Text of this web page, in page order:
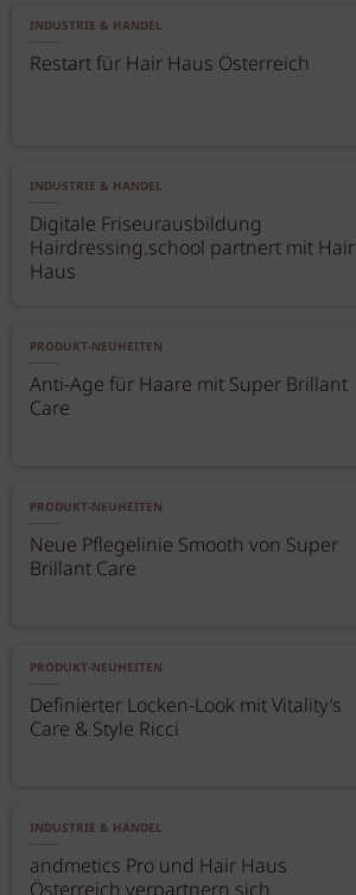
INDUSTRIE & HANDEL
Restart für Hair Haus Österreich
INDUSTRIE & HANDEL
Digitale Friseurausbildung
Hairdressing.school partnert mit Hair
Haus
PRODUKT-NEUHEITEN
Anti-Age für Haare mit Super Brillant
Care
PRODUKT-NEUHEITEN
Neue Pflegelinie Smooth von Super
Brillant Care
PRODUKT-NEUHEITEN
Definierter Locken-Look mit Vitality’s
Care & Style Ricci
INDUSTRIE & HANDEL
andmetics Pro und Hair Haus